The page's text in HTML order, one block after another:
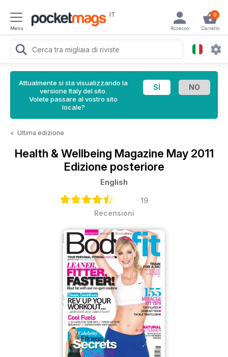
Menu
IT 0
Carrello
Accesso
Attualmente si sta visualizzando la
versione Italy del sito.
Volete passare al vostro sito
locale?
< Ultima edizione
Health & Wellbeing Magazine May 2011
Edizione posteriore
English
19
Recensioni